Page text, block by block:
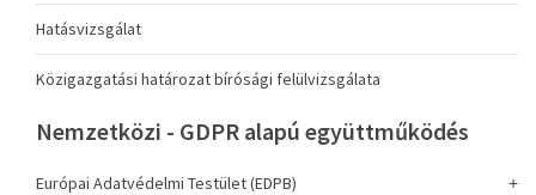
Hatásvizsgálat
Közigazgatási határozat bírósági felülvizsgálata
Nemzetközi - GDPR alapú együttműködés
Európai Adatvédelmi Testület (EDPB)